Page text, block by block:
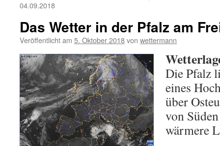
04.09.2018
Das Wetter in der Pfalz am
Veröffentlicht am 5. Oktober 2018von wettermann
Die Pfalz
eines
über
von
wärmere